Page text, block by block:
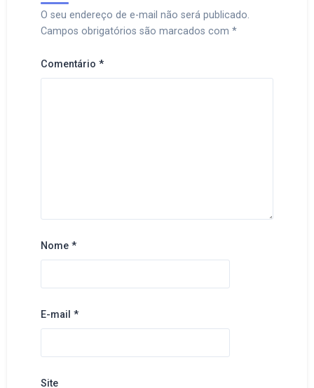
O seu endereço de e-mail não será publicado.
Campos obrigatórios são marcados com *
Comentário *
Nome *
E-mail *
Site